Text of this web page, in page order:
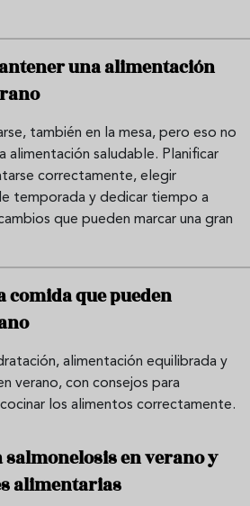
una alimentación
también en la mesa, pero eso no
alimentación saludable. Planificar
correctamente, elegir
temporada y dedicar tiempo a
que pueden marcar una gran
comida que pueden
alimentación equilibrada y
verano, con consejos para
los alimentos correctamente.
en verano y
alimentarias